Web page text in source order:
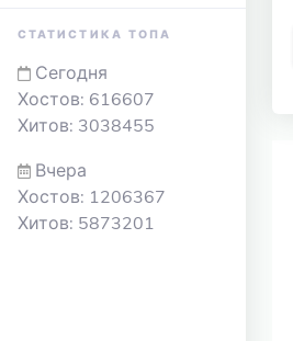
СТАТИСТИКА ТОПА
Сегодня
Хостов: 616607
Хитов: 3038455
Вчера
Хостов: 1206367
Хитов: 5873201